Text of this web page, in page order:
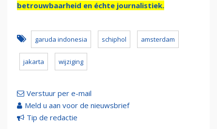
betrouwbaarheid en échte journalistiek.
garuda indonesia schiphol amsterdam
jakarta wijziging
Verstuur per e-mail
Meld u aan voor de nieuwsbrief
Tip de redactie